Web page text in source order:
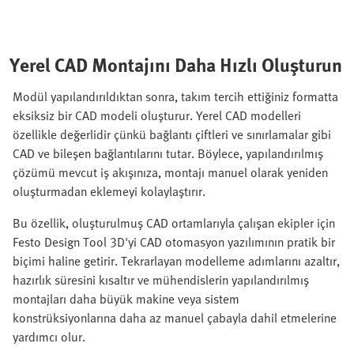
Yerel CAD Montajını Daha Hızlı Oluşturun
Modül yapılandırıldıktan sonra, takım tercih ettiğiniz formatta
eksiksiz bir CAD modeli oluşturur. Yerel CAD modelleri
özellikle değerlidir çünkü bağlantı çiftleri ve sınırlamalar gibi
CAD ve bileşen bağlantılarını tutar. Böylece, yapılandırılmış
çözümü mevcut iş akışınıza, montajı manuel olarak yeniden
oluşturmadan eklemeyi kolaylaştırır.
Bu özellik, oluşturulmuş CAD ortamlarıyla çalışan ekipler için
Festo Design Tool 3D'yi CAD otomasyon yazılımının pratik bir
biçimi haline getirir. Tekrarlayan modelleme adımlarını azaltır,
hazırlık süresini kısaltır ve mühendislerin yapılandırılmış
montajları daha büyük makine veya sistem
konstrüksiyonlarına daha az manuel çabayla dahil etmelerine
yardımcı olur.